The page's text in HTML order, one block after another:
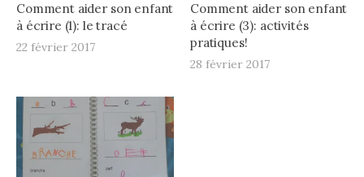
Comment aider son enfant
à écrire (1): le tracé
22 février 2017
Comment aider son enfant
à écrire (3): activités
pratiques!
28 février 2017